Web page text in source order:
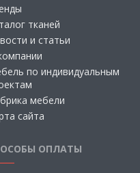
тканей
и статьи
по индивидуальным
мебели
сайта
ОПЛАТЫ